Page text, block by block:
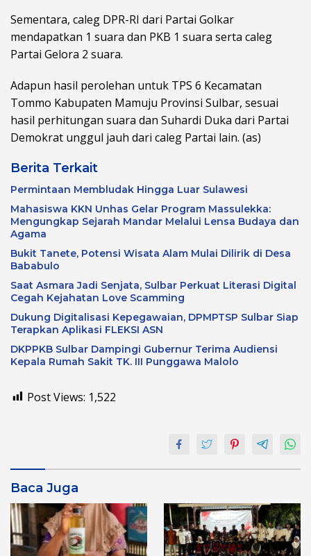
Sementara, caleg DPR-RI dari Partai Golkar
mendapatkan 1 suara dan PKB 1 suara serta caleg
Partai Gelora 2 suara.
Adapun hasil perolehan untuk TPS 6 Kecamatan
Tommo Kabupaten Mamuju Provinsi Sulbar, sesuai
hasil perhitungan suara dan Suhardi Duka dari Partai
Demokrat unggul jauh dari caleg Partai lain. (as)
Berita Terkait
Permintaan Membludak Hingga Luar Sulawesi
Mahasiswa KKN Unhas Gelar Program Massulekka:
Mengungkap Sejarah Mandar Melalui Lensa Budaya dan
Agama
Bukit Tanete, Potensi Wisata Alam Mulai Dilirik di Desa
Bababulo
Saat Asmara Jadi Senjata, Sulbar Perkuat Literasi Digital
Cegah Kejahatan Love Scamming
Dukung Digitalisasi Kepegawaian, DPMPTSP Sulbar Siap
Terapkan Aplikasi FLEKSI ASN
DKPPKB Sulbar Dampingi Gubernur Terima Audiensi
Kepala Rumah Sakit TK. III Punggawa Malolo
Post Views: 1,522
Baca Juga